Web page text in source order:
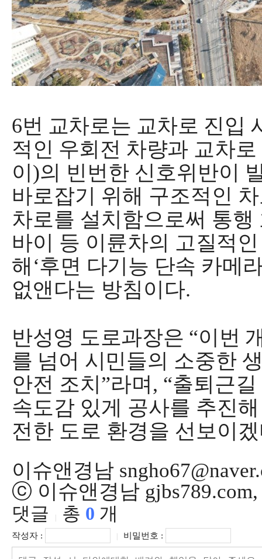
6번 교차로는 교차로 진입
적인 우회전 차량과 교차
이 )의 빈번한 신호위반이
바로잡기 위해 구조적인
차로를 설치함으로써 통
바이 등 이륜차의 고질적
해 ‘후면 다기능 단속 카메
없앤다는 방침이다.
반성영 도로과장은 “이번
를 넘어 시민들의 소중한
안전 조치 ”라며 , “출퇴근
속도감 있게 공사를 추진
전한 도로 환경을 선보이
이슈앤경남
ⓒ 이슈앤경남
댓글 총 0 개
작성자 : 비밀번호 :